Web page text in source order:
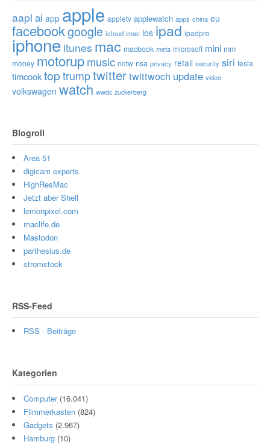
aapl ai app apple appletv applewatch apps china eu
facebookgoogle icloud imac ios ipad ipadpro
iphone itunes mac macbook meta microsoft mini mm
money motorupmusic notw nsa privacy retail security siri tesla
timcooktop trumptwittertwittwoch update video
volkswagen watch wwdc zuckerberg
Blogroll
Area 51
digicam experts
HighResMac
Jetzt aber Shell
lemonpixel.com
maclife.de
Mastodon
parthesius.de
stromstock
RSS-Feed
RSS - Beiträge
Kategorien
Computer(16.041)
Flimmerkasten (824)
Gadgets (2.967)
Hamburg (10)